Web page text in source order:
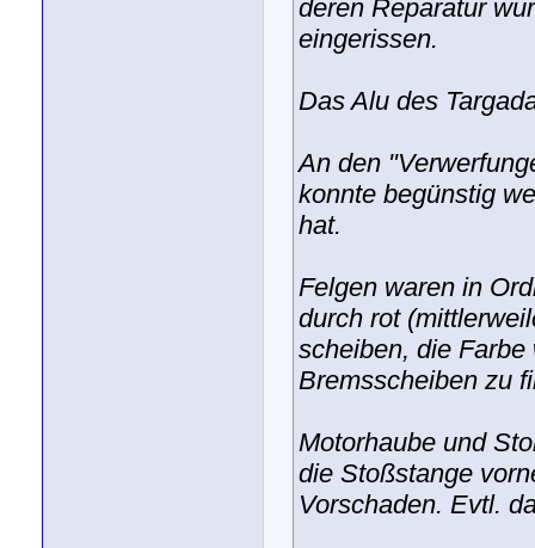
deren Reparatur
eingerissen.
Das Alu des
An den
konnte begünstig
hat.
Felgen waren in
durch rot
scheiben, die
Bremsscheiben zu
Motorhaube und
die Stoßstange
Vorschaden. Evtl.